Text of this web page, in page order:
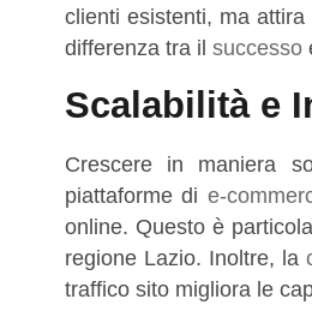
clienti esistenti, ma
differenza tra il successo
Scalabilità e
Crescere in maniera
piattaforme di e-
online. Questo è
regione Lazio. Inoltre, la
traffico sito migliora le